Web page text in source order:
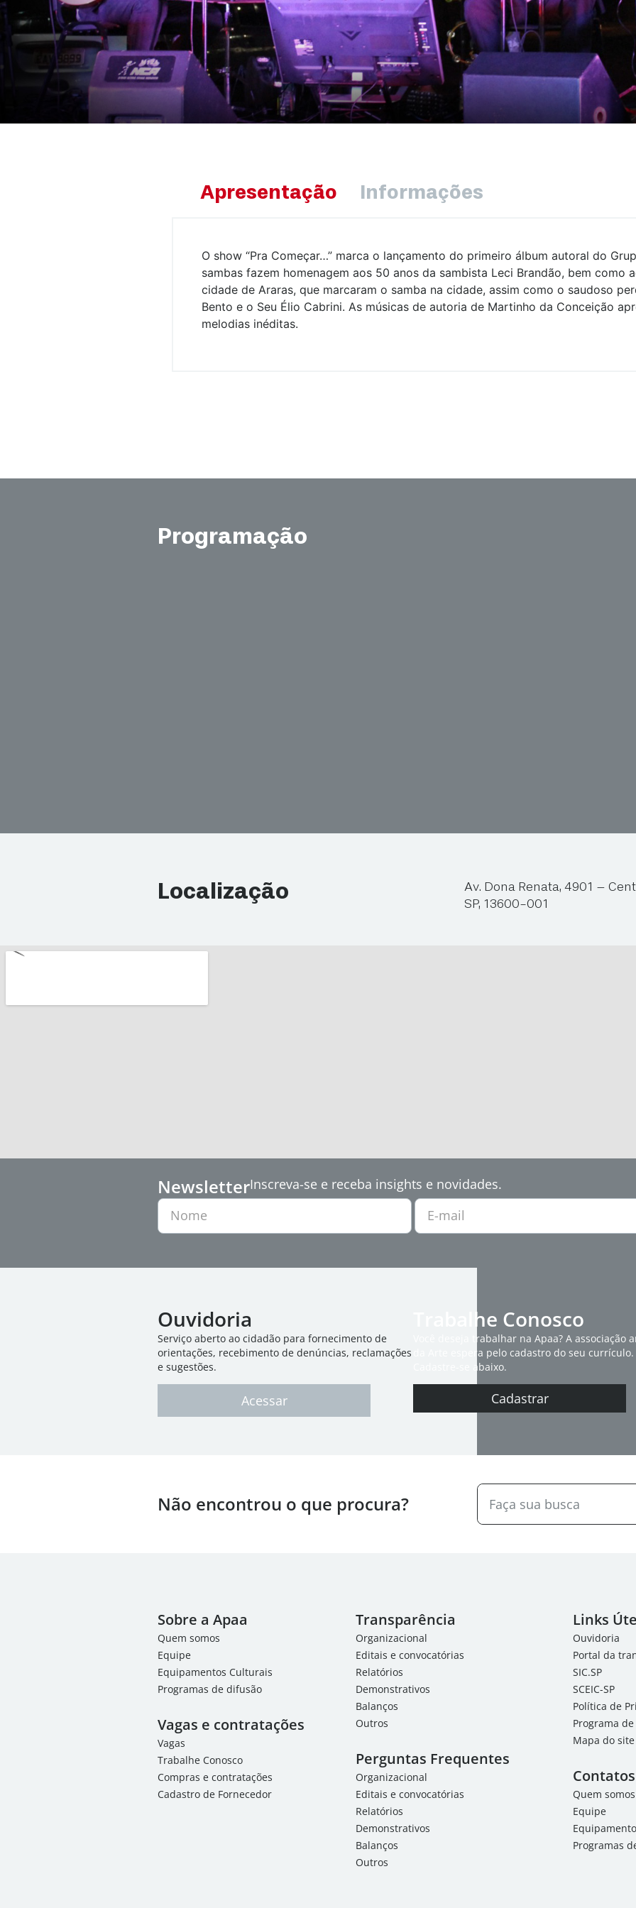
Apresentação Informações
O show “Pra Começar…” marca o lançamento do primeiro álbum autoral do
sambas fazem homenagem aos 50 anos da sambista Leci Brandão, bem como
cidade de Araras, que marcaram o samba na cidade, assim como o saudoso
Bento e o Seu Élio Cabrini. As músicas de autoria de Martinho da Conceição
melodias inéditas.
Programação
Localização
Av. Dona Renata, 4901 –
SP, 13600-001
NewsletterInscreva-se e receba insights e novidades.
Nome
E-mail
Ouvidoria
Serviço aberto ao cidadão para fornecimento de
orientações, recebimento de denúncias, reclamações
e sugestões.
Acessar
Trabalhe Conosco
Você deseja trabalhar na Apaa? A associação
da Arte espera pelo cadastro do seu currículo.
Cadastre-se abaixo.
Cadastrar
Não encontrou o que procura?
Sobre a Apaa
Quem somos
Equipe
Equipamentos Culturais
Programas de difusão
Vagas e contratações
Vagas
Trabalhe Conosco
Compras e contratações
Cadastro de Fornecedor
Transparência
Organizacional
Editais e convocatórias
Relatórios
Demonstrativos
Balanços
Outros
Perguntas Frequentes
Organizacional
Editais e convocatórias
Relatórios
Demonstrativos
Balanços
Outros
Links
Ouvidoria
Portal da
SIC.SP
SCEIC-SP
Política de
Programa
Mapa do site
Contatos
Quem somos
Equipe
Programas